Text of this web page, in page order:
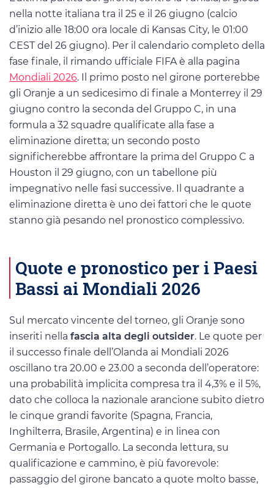
nella notte italiana tra il 25 e il 26 giugno (calcio
d’inizio alle 18:00 ora locale di Kansas City, le 01:00
CEST del 26 giugno). Per il calendario completo della
fase finale, il rimando ufficiale FIFA è alla pagina
Mondiali 2026. Il primo posto nel girone porterebbe
gli Oranje a un sedicesimo di finale a Monterrey il 29
giugno contro la seconda del Gruppo C, in una
formula a 32 squadre qualificate alla fase a
eliminazione diretta; un secondo posto
significherebbe affrontare la prima del Gruppo C a
Houston il 29 giugno, con un tabellone più
impegnativo nelle fasi successive. Il quadrante a
eliminazione diretta è uno dei fattori che le quote
stanno già pesando nel pronostico complessivo.
Quote e pronostico per i Paesi
Bassi ai Mondiali 2026
Sul mercato vincente del torneo, gli Oranje sono
inseriti nella fascia alta degli outsider. Le quote per
il successo finale dell’Olanda ai Mondiali 2026
oscillano tra 20.00 e 23.00 a seconda dell’operatore:
una probabilità implicita compresa tra il 4,3% e il 5%,
dato che colloca la nazionale arancione subito dietro
le cinque grandi favorite (Spagna, Francia,
Inghilterra, Brasile, Argentina) e in linea con
Germania e Portogallo. La seconda lettura, su
qualificazione e cammino, è più favorevole:
passaggio del girone bancato a quote molto basse,